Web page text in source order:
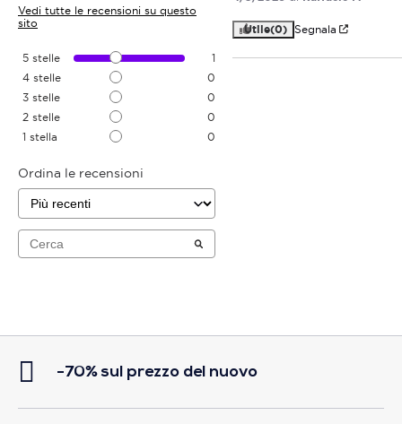
Vedi tutte le recensioni su questo
sito
5 stelle
1
4 stelle
0
3 stelle
0
2 stelle
0
1 stella 0
Ordina le recensioni
Utile(0) Segnala
-70% sul prezzo del nuovo